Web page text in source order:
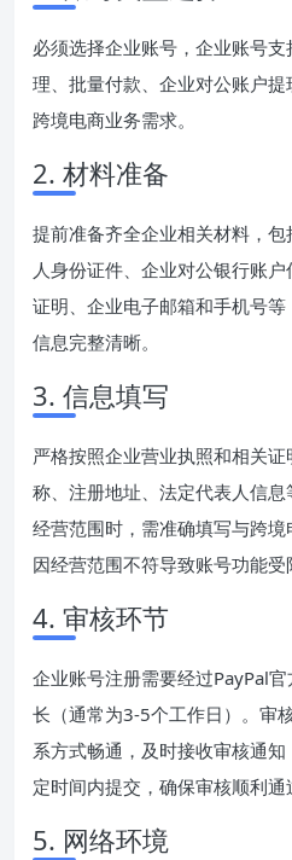
必须选择企业账号，企业账号
理、批量付款、企业对公账户
跨境电商业务需求。
2. 材料准备
提前准备齐全企业相关材料，
人身份证件、企业对公银行账
证明、企业电子邮箱和手机号等
信息完整清晰。
3. 信息填写
严格按照企业营业执照和相关
称、注册地址、法定代表人信
经营范围时，需准确填写与跨
因经营范围不符导致账号功能受
4. 审核环节
企业账号注册需要经过PayPal
长（通常为3-5个工作日）。审
系方式畅通，及时接收审核通
定时间内提交，确保审核顺利通
5. 网络环境